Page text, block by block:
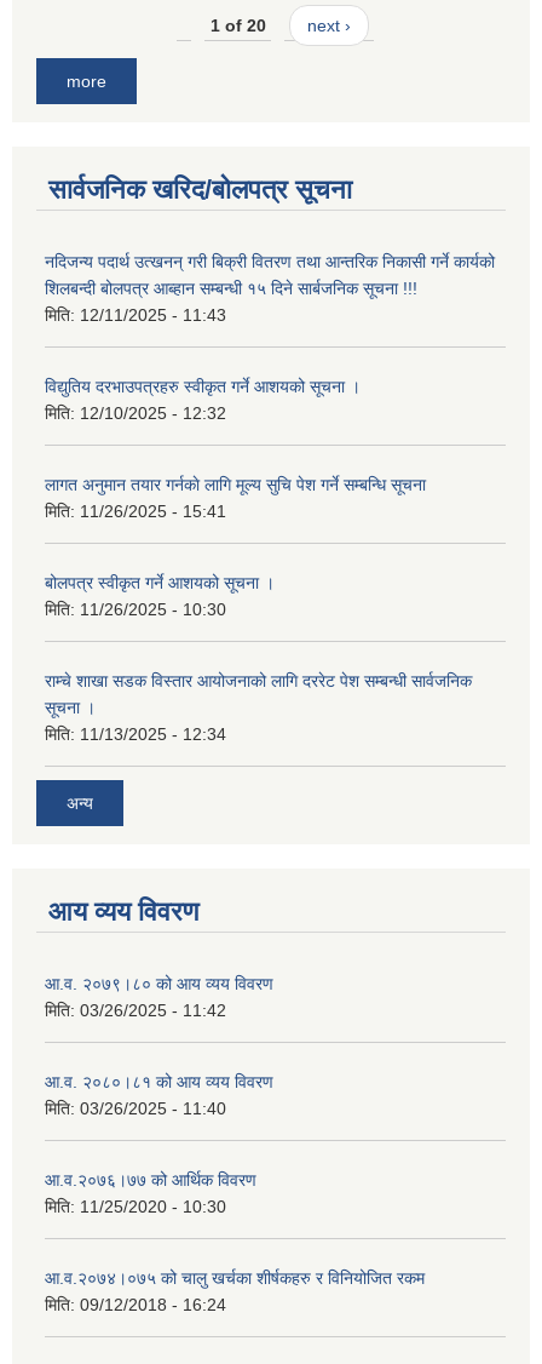
1 of 20 next ›
more
सार्वजनिक खरिद/बोलपत्र सूचना
नदिजन्य पदार्थ उत्खनन् गरी बिक्री वितरण तथा आन्तरिक निकासी गर्ने कार्यको
शिलबन्दी बोलपत्र आब्हान सम्बन्धी १५ दिने सार्बजनिक सूचना !!!
मिति: 12/11/2025 - 11:43
विद्युतिय दरभाउपत्रहरु स्वीकृत गर्ने आशयको सूचना ।
मिति: 12/10/2025 - 12:32
लागत अनुमान तयार गर्नकाे लागि मूल्य सुचि पेश गर्ने सम्बन्धि सूचना
मिति: 11/26/2025 - 15:41
बोलपत्र स्वीकृत गर्ने आशयको सूचना ।
मिति: 11/26/2025 - 10:30
राम्चे शाखा सडक विस्तार आयोजनाको लागि दररेट पेश सम्बन्धी सार्वजनिक
सूचना ।
मिति: 11/13/2025 - 12:34
अन्य
आय व्यय विवरण
आ.व. २०७९।८० को आय व्यय विवरण
मिति: 03/26/2025 - 11:42
आ.व. २०८०।८१ को आय व्यय विवरण
मिति: 03/26/2025 - 11:40
आ.व.२०७६।७७ को आर्थिक विवरण
मिति: 11/25/2020 - 10:30
आ.व.२०७४।०७५ को चालु खर्चका शीर्षकहरु र विनियोजित रकम
मिति: 09/12/2018 - 16:24